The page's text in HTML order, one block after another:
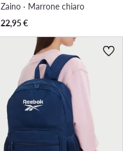
Zaino · Marrone chiaro
22,95€